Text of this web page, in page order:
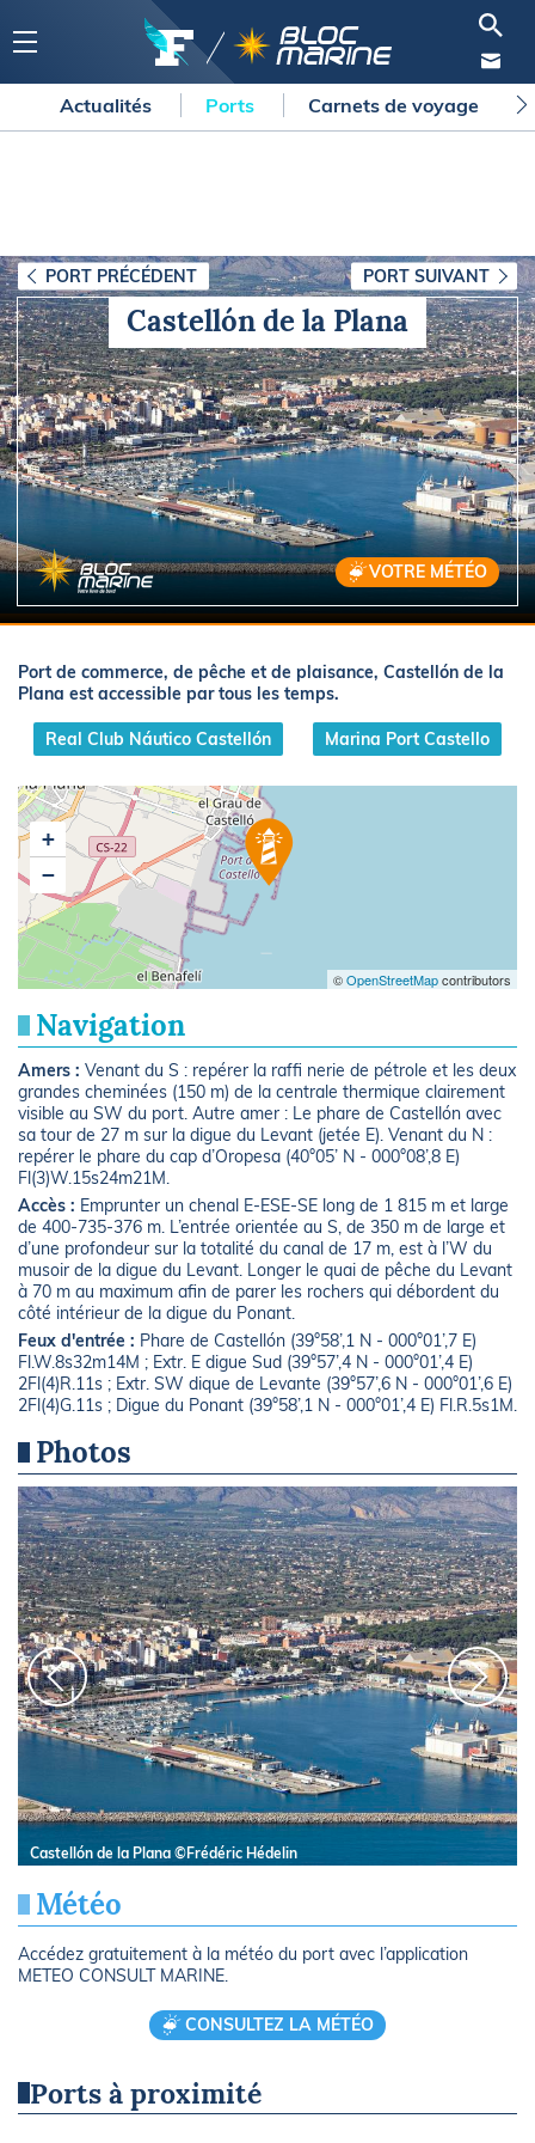
Actualités Ports Carnets de voyage
PORT PRÉCÉDENT PORT SUIVANT
Castellón de la Plana
VOTRE MÉTÉO
Port de commerce, de pêche et de plaisance, Castellón de la
Plana est accessible par tous les temps.
Real Club Náutico Castellón Marina Port Castello
+
−
©OpenStreetMapcontributors
Navigation
Amers : Venant du S : repérer la raffi nerie de pétrole et les deux
grandes cheminées (150 m) de la centrale thermique clairement
visible au SW du port. Autre amer : Le phare de Castellón avec
sa tour de 27 m sur la digue du Levant (jetée E). Venant du N :
repérer le phare du cap d’Oropesa (40°05’ N - 000°08’,8 E)
Fl(3)W.15s24m21M.
Accès : Emprunter un chenal E-ESE-SE long de 1 815 m et large
de 400-735-376 m. L’entrée orientée au S, de 350 m de large et
d’une profondeur sur la totalité du canal de 17 m, est à l’W du
musoir de la digue du Levant. Longer le quai de pêche du Levant
à 70 m au maximum afin de parer les rochers qui débordent du
côté intérieur de la digue du Ponant.
Feux d'entrée : Phare de Castellón (39°58’,1 N - 000°01’,7 E)
Fl.W.8s32m14M ; Extr. E digue Sud (39°57’,4 N - 000°01’,4 E)
2Fl(4)R.11s ; Extr. SW dique de Levante (39°57’,6 N - 000°01’,6 E)
2Fl(4)G.11s ; Digue du Ponant (39°58’,1 N - 000°01’,4 E) Fl.R.5s1M.
Photos
Castellón de la Plana ©Frédéric Hédelin
Météo
Accédez gratuitement à la météo du port avec l’application
METEO CONSULT MARINE.
CONSULTEZ LA MÉTÉO
Ports à proximité